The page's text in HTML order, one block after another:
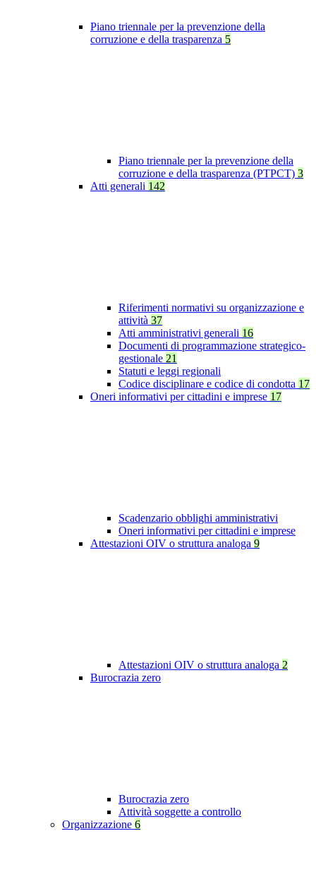
Piano triennale per la prevenzione della
corruzione e della trasparenza 5
Piano triennale per la prevenzione della
corruzione e della trasparenza (PTPCT) 3
Atti generali 142
Riferimenti normativi su organizzazione e
attività 37
Atti amministrativi generali 16
Documenti di programmazione strategico-
gestionale 21
Statuti e leggi regionali
Codice disciplinare e codice di condotta 17
Oneri informativi per cittadini e imprese 17
Scadenzario obblighi amministrativi
Oneri informativi per cittadini e imprese
Attestazioni OIV o struttura analoga 9
Attestazioni OIV o struttura analoga 2
Burocrazia zero
Burocrazia zero
Attività soggette a controllo
Organizzazione 6